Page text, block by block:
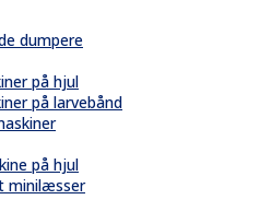
dumpere
på hjul
på larvebånd
på hjul
minilæsser